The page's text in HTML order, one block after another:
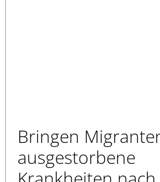
Bringen
ausgestorbene